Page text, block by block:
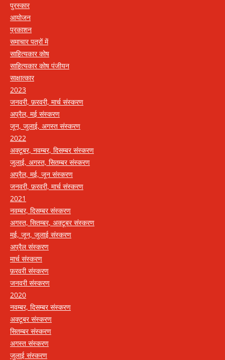
पुरस्कार
आयोजन
प्रकाशन
समाचार पत्रों में
साहित्यकार कोष
साहित्यकार कोष पंजीयन
साक्षात्कार
2023
जनवरी, फ़रवरी, मार्च संस्करण
अप्रैल, मई संस्करण
जून, जुलाई, अगस्त संस्करण
2022
अक्टूबर, नवम्बर, दिसम्बर संस्करण
जुलाई, अगस्त, सितम्बर संस्करण
अप्रैल, मई, जून संस्करण
जनवरी, फ़रवरी, मार्च संस्करण
2021
नवम्बर, दिसम्बर संस्करण
अगस्त, सितम्बर, अक्टूबर संस्करण
मई, जून, जुलाई संस्करण
अप्रैल संस्करण
मार्च संस्करण
फ़रवरी संस्करण
जनवरी संस्करण
2020
नवम्बर, दिसम्बर संस्करण
अक्टूबर संस्करण
सितम्बर संस्करण
अगस्त संस्करण
जुलाई संस्करण